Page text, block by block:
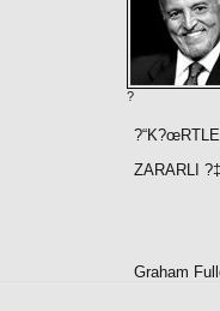
?
ZARARLI
Graham